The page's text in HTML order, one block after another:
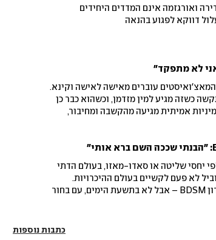
ואורגזמה אינם המדדים היחידים
דווקא לפגוע בהנאה
לא מתפקד"
עוברים מאישה לאישה וקינא.
כשזה מגיע למין מזדמן, וכשהוא כבר כן
אמיתית מגיעה מהקשבה ומחיבור,
| האזינו
יחסי שליטה או סאדו-מאזו, בעולם הדתי
לא פעם לקשיים בעולם ההיכרויות.
יצאנו למסע ושוחחנו עם זוג נשוי שילך למועדון BDSM – אבל לא בתשעת הימים, עם בחור
רווקה דתייה שמעידה: "הבנתי שזה חלק
כתבות נוספות